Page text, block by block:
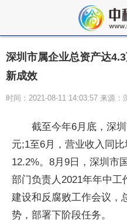
深圳市属企业总资产达
新成效
时间：2021-08-11 14:03:57 来源：
截至今年6月底，深
元;1至6月，营业收入同
12.2%。8月9日，深圳市
部门负责人2021年年中工
建设和反腐败工作会议，
势，部署下阶段任务。